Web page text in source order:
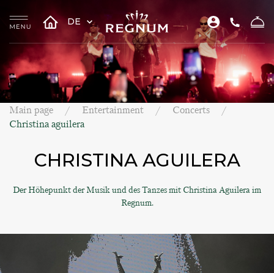
DE
Main page Entertainment
Concerts
Christina aguilera
CHRISTINA AGUILERA
Der Höhepunkt der Musik und des Tanzes mit Christina Aguilera im
Regnum.